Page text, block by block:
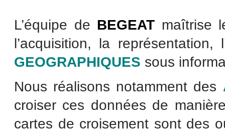
L’équipe de BEGEAT maîtrise
l’acquisition, la
GEOGRAPHIQUES sous
Nous réalisons notamment des
croiser ces données de
cartes de croisement sont des